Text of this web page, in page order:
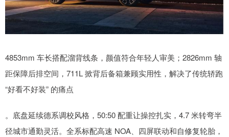
4853mm 车长搭配溜背线条，颜值符合年轻人审美；2826mm 轴
距保障后排空间，711L 掀背后备箱兼顾实用性，解决了传统轿跑
“好看不好装” 的痛点
。底盘延续德系调校风格，50:50 配重让操控扎实，4.7 米转弯半
径城市通勤灵活。全系标配高速 NOA、四屏联动和自修复轮胎，